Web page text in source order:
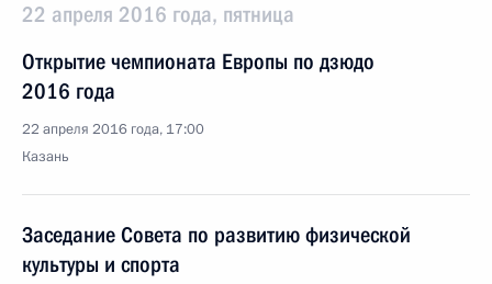
22 апреля 2016 года, пятница
Открытие чемпионата Европы по дзюдо
2016 года
22 апреля 2016 года, 17:00
Казань
Заседание Совета по развитию физической
культуры и спорта